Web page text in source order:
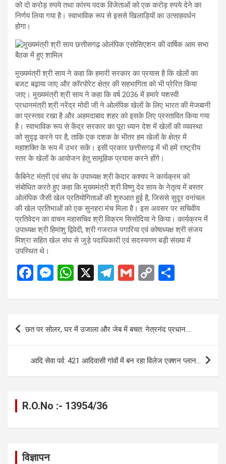
को दो करोड़ रुपये तथा कांस्य पदक विजेताओं को एक करोड़ रुपये देने का
निर्णय लिया गया है। स्वाभाविक रूप से इससे खिलाड़ियों का उत्साहवर्धन
होगा।
मुख्यमंत्री श्री साय ने कहा कि हमारी सरकार का प्रयास है कि खेलों का
बजट बढ़ाया जाए और कॉरपोरेट क्षेत्र की सहभागिता को भी प्रेरित किया
जाए। मुख्यमंत्री श्री साय ने कहा कि वर्ष 2036 में हमारे यशस्वी
प्रधानमंत्री श्री नरेंद्र मोदी जी ने ओलंपिक खेलों के लिए भारत की मेजबानी
का प्रस्ताव रखा है और अहमदाबाद शहर को इसके लिए प्रस्तावित किया गया
है। स्वाभाविक रूप से केंद्र सरकार का पूरा ध्यान देश में खेलों की व्यवस्था
को सुदृढ़ करने पर है, ताकि एक दशक के भीतर हम खेलों के क्षेत्र में
महाशक्ति के रूप में उभर सकें। इसी प्रकार छत्तीसगढ़ में भी हमें राष्ट्रीय
स्तर के खेलों के आयोजन हेतु सामूहिक प्रयास करने होंगे।
कैबिनेट मंत्री एवं संघ के उपाध्यक्ष श्री केदार कश्यप ने कार्यक्रम को
संबोधित करते हुए कहा कि मुख्यमंत्री श्री विष्णु देव साय के नेतृत्व में बस्तर
ओलंपिक जैसी खेल प्रतियोगिताओं की शुरुआत हुई है, जिससे सुदूर वनांचल
की खेल प्रतिभाओं को एक सुनहरा मंच मिला है। इस अवसर पर सचिवीय
प्रतिवेदन का वाचन महासचिव श्री विक्रम सिसोदिया ने किया। कार्यक्रम में
उपाध्यक्ष श्री हिमांशु द्विवेदी, श्री गजराज पगारिया एवं कोषाध्यक्ष श्री संजय
मिश्रा सहित खेल संघ से जुड़े पदाधिकारी एवं सदस्यगण बड़ी संख्या में
उपस्थित थे।
F
ce
o
o
k
M
se
g
er
W
at
s
A
p
p
X
T
e
gr
a
m
G
ail
C
py
Li
n
k
ar
Post
navigation
छत पर सोलर, घर में उजाला और जेब में बचत: नेत्रनंद प्रधान….
आदि सेवा पर्व: 421 आदिवासी गांवों में बन रहा विलेज एक्शन प्लान…
R.O.No :- 13954/36
विज्ञापन